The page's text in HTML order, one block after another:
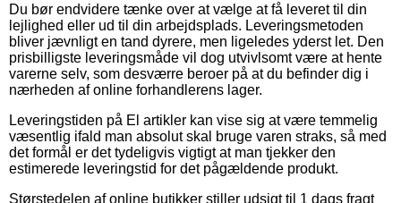
Du bør endvidere tænke over at vælge at få leveret til din
lejlighed eller ud til din arbejdsplads. Leveringsmetoden
bliver jævnligt en tand dyrere, men ligeledes yderst let. Den
prisbilligste leveringsmåde vil dog utvivlsomt være at hente
varerne selv, som desværre beroer på at du befinder dig i
nærheden af online forhandlerens lager.
Leveringstiden på El artikler kan vise sig at være temmelig
væsentlig ifald man absolut skal bruge varen straks, så med
det formål er det tydeligvis vigtigt at man tjekker den
estimerede leveringstid for det pågældende produkt.
Størstedelen af online butikker stiller udsigt til 1 dags fragt